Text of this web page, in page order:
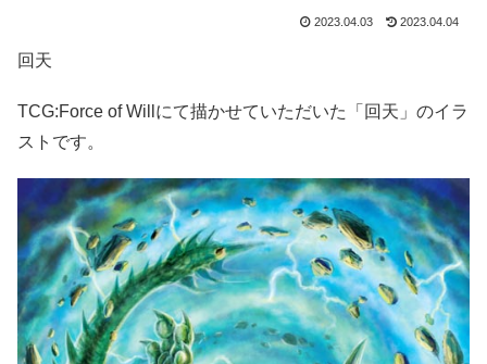
2023.04.03 2023.04.04
回天
TCG:Force of Willにて描かせていただいた「回天」のイラ
ストです。